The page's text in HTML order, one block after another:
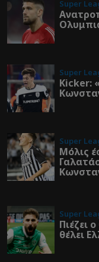
Super
Super
Kicker:
Super
Μόλις
Super
Πιέζει
θέλει